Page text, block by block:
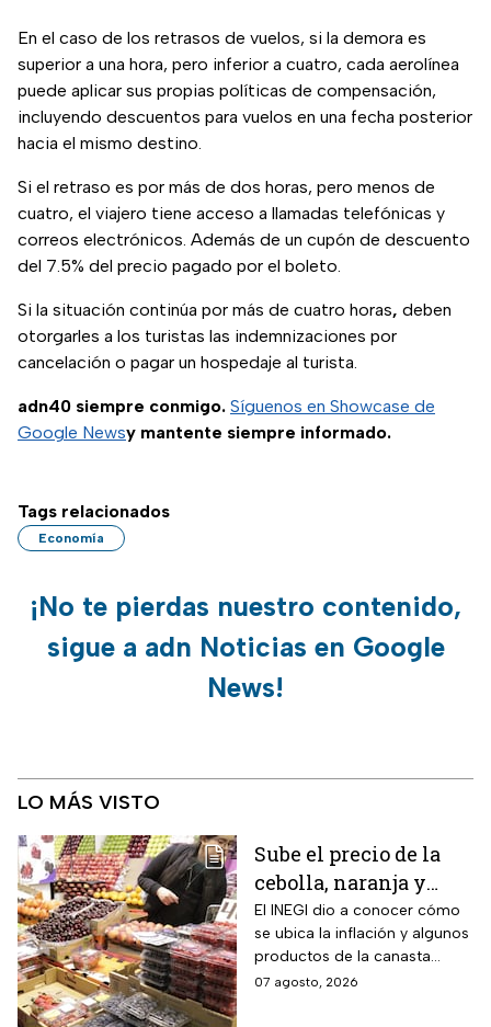
En el caso de los retrasos de vuelos, si la demora es
superior a una hora, pero inferior a cuatro, cada aerolínea
puede aplicar sus propias políticas de compensación,
incluyendo descuentos para vuelos en una fecha posterior
hacia el mismo destino.
Si el retraso es por más de dos horas, pero menos de
cuatro, el viajero tiene acceso a llamadas telefónicas y
correos electrónicos. Además de un cupón de descuento
del 7.5% del precio pagado por el boleto.
Si la situación continúa por más de cuatro horas, deben
otorgarles a los turistas las indemnizaciones por
cancelación o pagar un hospedaje al turista.
adn40 siempre conmigo. Síguenos en Showcase de
Google Newsy mantente siempre informado.
Tags relacionados
Economía
¡No te pierdas nuestro contenido,
sigue a adn Noticias en Google
News!
LO MÁS VISTO
Sube el precio de la
cebolla, naranja y
otros alimentos de la
canasta básica por la
inflación
El INEGI dio a conocer cómo
se ubica la inflación y algunos
productos de la canasta
básica incrementaron sus
07 agosto, 2026